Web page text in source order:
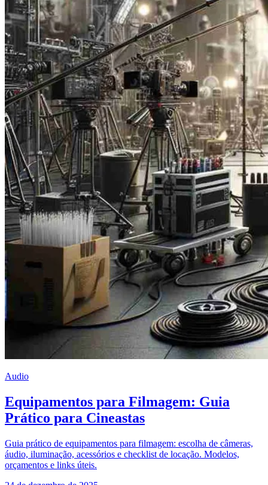
Audio
Equipamentos para Filmagem: Guia
Prático para Cineastas
Guia prático de equipamentos para filmagem: escolha de câmeras,
áudio, iluminação, acessórios e checklist de locação. Modelos,
orçamentos e links úteis.